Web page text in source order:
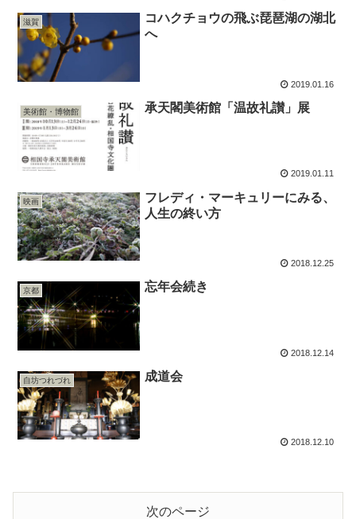
滋賀
コハクチョウの飛ぶ琵琶湖の湖北
へ
2019.01.16
美術館・博物館 承天閣美術館「温故礼讃」展
2019.01.11
映画
フレディ・マーキュリーにみる、
人生の終い方
2018.12.25
京都 忘年会続き
2018.12.14
自坊つれづれ 成道会
2018.12.10
次のページ